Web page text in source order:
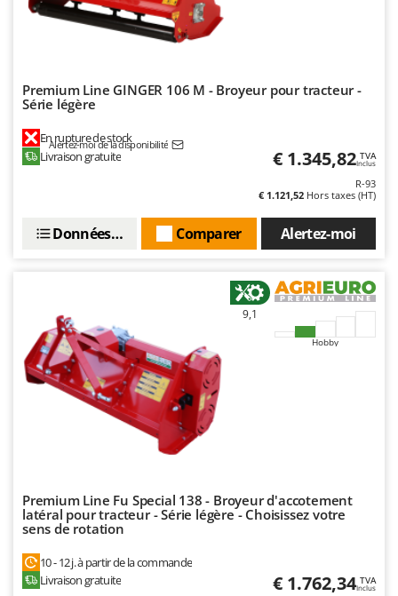
Premium Line GINGER 106 M - Broyeur pour tracteur -
Série légère
En rupture de stock
Alertez-moi de la disponibilité
Livraison gratuite € 1.345,82 TVA
Inclus
R-93
€ 1.121,52 Hors taxes (HT)
Alertez-moi
Comparer
Données techniques
9,1
Hobby
Premium Line Fu Special 138 - Broyeur d'accotement
latéral pour tracteur - Série légère - Choisissez votre
sens de rotation
10 - 12 j. à partir de la commande
Livraison gratuite
€ 1.762,34 TVA
Inclus